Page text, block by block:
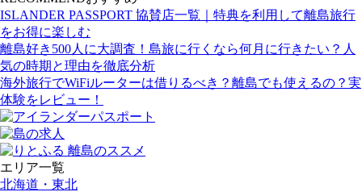
ISLANDER PASSPORT 協賛店一覧｜特典を利用して離島旅行
をお得に楽しむ
離島好き500人に大調査！島旅に行くなら何月に行きたい？人
気の時期と理由を徹底分析
海外旅行でWiFiルーターは借りるべき？離島でも使えるの？実
体験をレビュー！
エリア一覧
北海道・東北